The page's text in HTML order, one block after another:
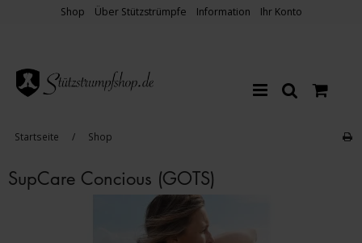
Shop Über Stützstrümpfe Information Ihr Konto
Startseite / Shop
SupCare Concious (GOTS)